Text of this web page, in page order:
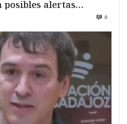
posibles alertas
0